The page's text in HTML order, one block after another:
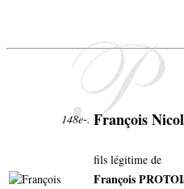
148e-. François
fils légitime de
François